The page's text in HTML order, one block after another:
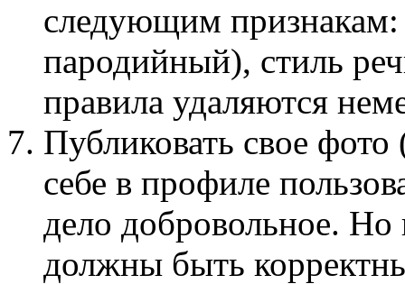
следующим признакам:
пародийный), стиль
правила удаляются
Публиковать свое фото
себе в профиле
дело добровольное.
должны быть